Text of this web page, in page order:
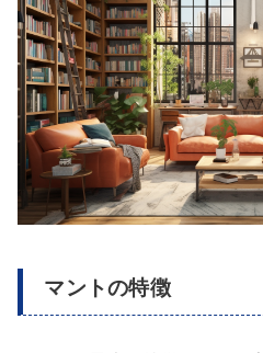
マントの特徴